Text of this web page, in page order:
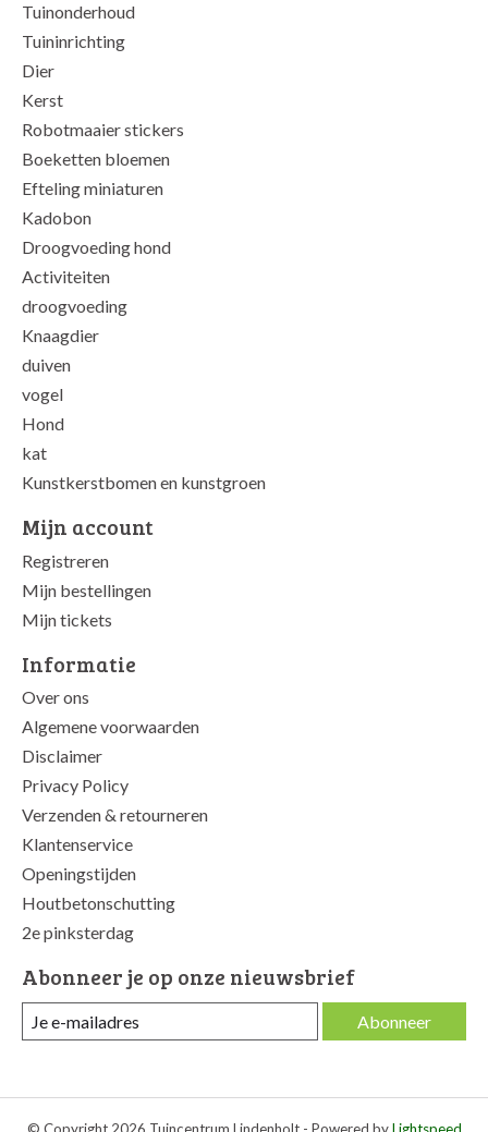
Tuinonderhoud
Tuininrichting
Dier
Kerst
Robotmaaier stickers
Boeketten bloemen
Efteling miniaturen
Kadobon
Droogvoeding hond
Activiteiten
droogvoeding
Knaagdier
duiven
vogel
Hond
kat
Kunstkerstbomen en kunstgroen
Mijn account
Registreren
Mijn bestellingen
Mijn tickets
Informatie
Over ons
Algemene voorwaarden
Disclaimer
Privacy Policy
Verzenden & retourneren
Klantenservice
Openingstijden
Houtbetonschutting
2e pinksterdag
Abonneer je op onze nieuwsbrief
Abonneer